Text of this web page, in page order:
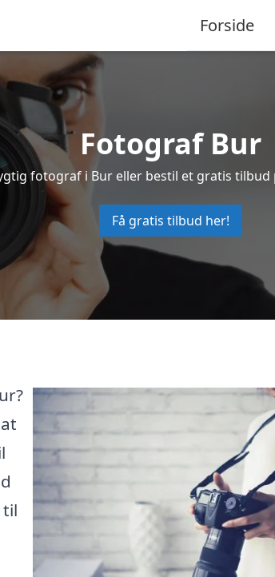
Forside
Fotograf Bur
fotograf i Bur eller bestil et gratis
Få gratis tilbud her!